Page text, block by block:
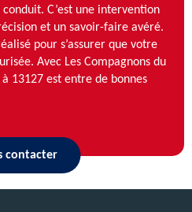
C’est une intervention
et un savoir-faire avéré.
pour s’assurer que votre
Avec Les Compagnons du
13127 est entre de bonnes
contacter